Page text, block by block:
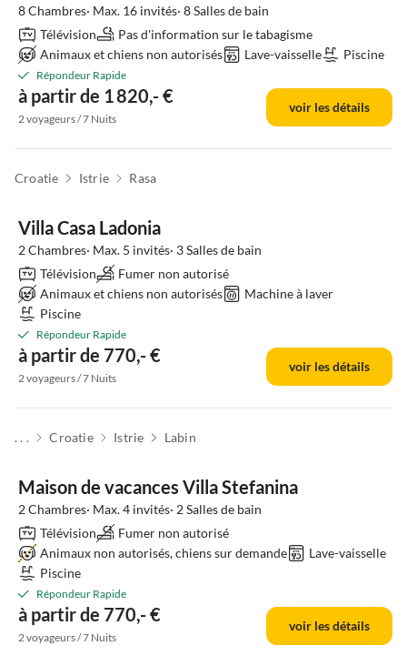
8 Chambres· Max. 16 invités· 8 Salles de bain
Télévision
Pas d'information sur le tabagisme
Animaux et chiens non autorisés
Lave-vaisselle Piscine
Répondeur Rapide
à partir de 1 820,- €
2 voyageurs / 7 Nuits
voir les détails
Croatie Istrie Rasa
Villa Casa Ladonia
2 Chambres· Max. 5 invités· 3 Salles de bain
Télévision
Fumer non autorisé
Animaux et chiens non autorisés
Machine à laver
Piscine
Répondeur Rapide
à partir de 770,- €
2 voyageurs / 7 Nuits
voir les détails
. . . Croatie Istrie Labin
Maison de vacances Villa Stefanina
2 Chambres· Max. 4 invités· 2 Salles de bain
Télévision
Fumer non autorisé
Animaux non autorisés, chiens sur demande
Lave-vaisselle
Piscine
Répondeur Rapide
à partir de 770,- €
2 voyageurs / 7 Nuits
voir les détails